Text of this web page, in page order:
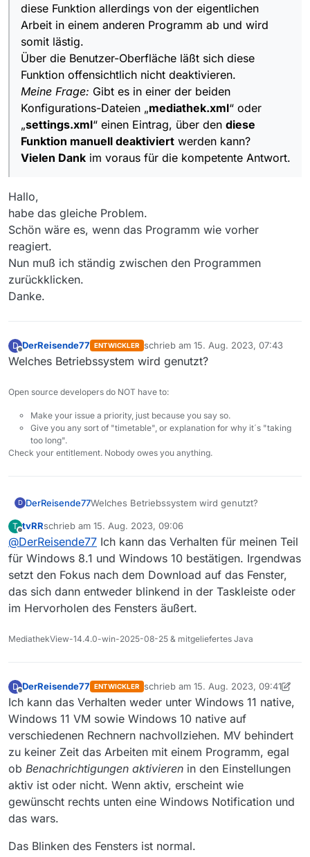
diese Funktion allerdings von der eigentlichen
Arbeit in einem anderen Programm ab und wird
somit lästig.
Über die Benutzer-Oberfläche läßt sich diese
Funktion offensichtlich nicht deaktivieren.
Meine Frage: Gibt es in einer der beiden
Konfigurations-Dateien „mediathek.xml“ oder
„settings.xml“ einen Eintrag, über den diese
Funktion manuell deaktiviert werden kann?
Vielen Dank im voraus für die kompetente Antwort.
Hallo,
habe das gleiche Problem.
Schön wäre es, wenn das Programm wie vorher
reagiert.
Nun muß ich ständig zwischen den Programmen
zurückklicken.
Danke.
D
Offline
DerReisende77 ENTWICKLER schrieb am 15. Aug. 2023, 07:43
zuletzt editiert von
Welches Betriebssystem wird genutzt?
Open source developers do NOT have to:
Make your issue a priority, just because you say so.
Give you any sort of "timetable", or explanation for why it´s "taking
too long".
Check your entitlement. Nobody owes you anything.
D DerReisende77Welches Betriebssystem wird genutzt?
T
Offline
tvRRschrieb am 15. Aug. 2023, 09:06
zuletzt editiert von
@DerReisende77 Ich kann das Verhalten für meinen Teil
für Windows 8.1 und Windows 10 bestätigen. Irgendwas
setzt den Fokus nach dem Download auf das Fenster,
das sich dann entweder blinkend in der Taskleiste oder
im Hervorholen des Fensters äußert.
MediathekView-14.4.0-win-2025-08-25 & mitgeliefertes Java
D
Offline
DerReisende77 ENTWICKLER schrieb am 15. Aug. 2023, 09:41
zuletzt editiert von DerReisende77
Ich kann das Verhalten weder unter Windows 11 native,
Windows 11 VM sowie Windows 10 native auf
verschiedenen Rechnern nachvollziehen. MV behindert
zu keiner Zeit das Arbeiten mit einem Programm, egal
ob Benachrichtigungen aktivieren in den Einstellungen
aktiv ist oder nicht. Wenn aktiv, erscheint wie
gewünscht rechts unten eine Windows Notification und
das wars.
Das Blinken des Fensters ist normal.